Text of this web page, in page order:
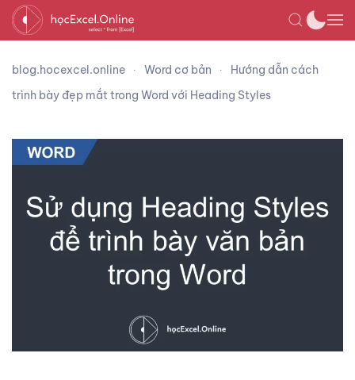
blog.hocexcel.online Word cơ bản
Hướng dẫn cách
trình bày đẹp mắt trong Word với Heading Styles